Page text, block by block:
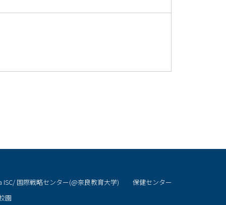
ISC/ 国際戦略センター(@奈良教育大学)
保健センター
園